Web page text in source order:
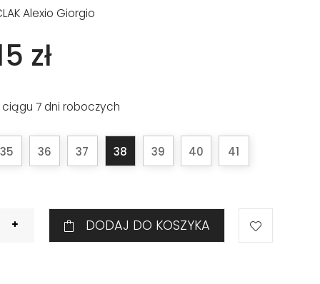
Alexio Giorgio
zł
7 dni roboczych
35 36 37 38 39 40 41
DODAJ DO KOSZYKA